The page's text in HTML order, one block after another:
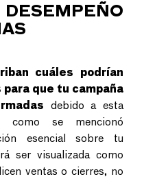
cuáles podrían
que tu campaña
debido a esta
como se mencionó
esencial sobre tu
ser visualizada como
ventas o cierres, no